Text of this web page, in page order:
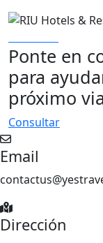
Ponte en
para
próximo
Consultar
Email
Dirección